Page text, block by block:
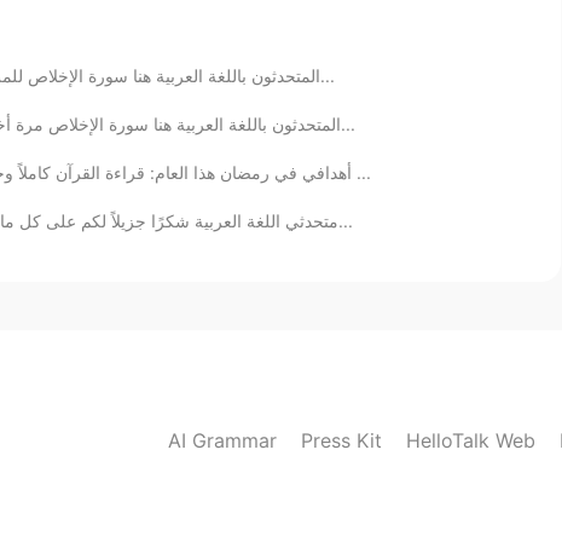
المتحدثون باللغة العربية هنا سورة الإخلاص للمرة الثالثة بكل مساعدتكم. كيف يبدو صوته؟ أين يمكنني...
المتحدثون باللغة العربية هنا سورة الإخلاص مرة أخرى بكل مساعدتكم. كيف يبدو صوته؟ أين يمكنني أن أ...
أهدافي في رمضان هذا العام: قراءة القرآن كاملاً وحفظه وتعلم كيفية تلاوة تسع سور قصيرة وآية الكرسي ...
متحدثي اللغة العربية شكرًا جزيلاً لكم على كل ما قدمتموه اليوم من مساعدة في سورة الإخلاص! أنتم ج...
AI Grammar Press Kit HelloTalk Web